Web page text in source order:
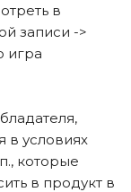
в
записи ->
игра
в условиях
которые
в продукт в